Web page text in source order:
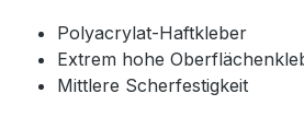
Polyacrylat-Haftkleber
Extrem hohe
Mittlere Scherfestigkeit